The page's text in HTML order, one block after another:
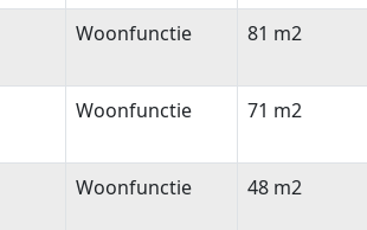
Woonfunctie 81 m2
Woonfunctie 71 m2
Woonfunctie 48 m2